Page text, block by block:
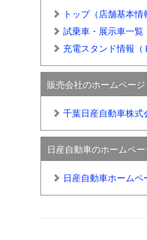
トップ（店舗基本情
試乗車・展示車一覧
充電スタンド情報（
販売会社のホームページ
千葉日産自動車株式
日産自動車のホームペー
日産自動車ホームペ